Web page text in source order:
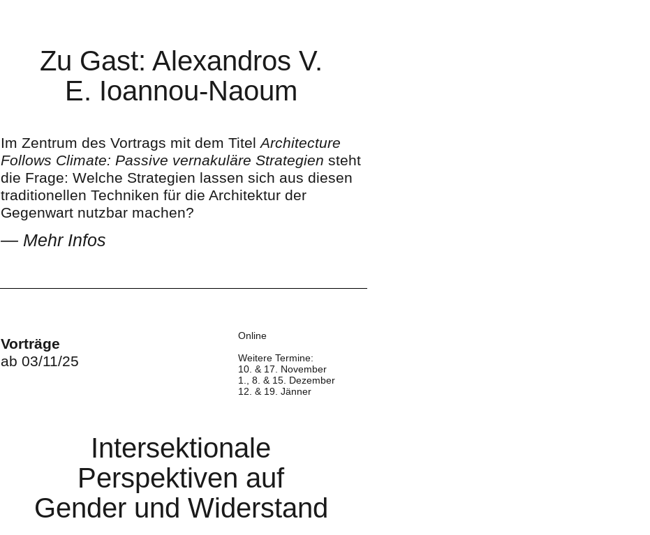
Zu Gast: Alexandros V.
E. Ioannou-Naoum
Im Zentrum des Vortrags mit dem TitelArchitecture
Follows Climate: Passive vernakuläre Strategien steht
die Frage: Welche Strategien lassen sich aus diesen
traditionellen Techniken für die Architektur der
Gegenwart nutzbar machen?
— Mehr Infos
Vorträge
ab 03/11/25
Online
Weitere Termine:
10. & 17. November
1., 8. & 15. Dezember
12. & 19. Jänner
Intersektionale
Perspektiven auf
Gender und Widerstand